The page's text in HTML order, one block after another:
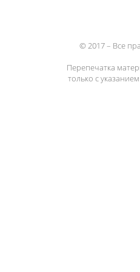
© 2017 – Все
Перепечатка
только с